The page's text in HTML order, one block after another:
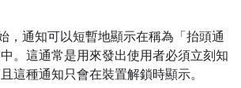
，通知可以短暫地顯示在稱為「抬頭通
。這通常是用來發出使用者必須立刻知
這種通知只會在裝置解鎖時顯示。